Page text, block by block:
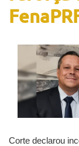
Corte declarou